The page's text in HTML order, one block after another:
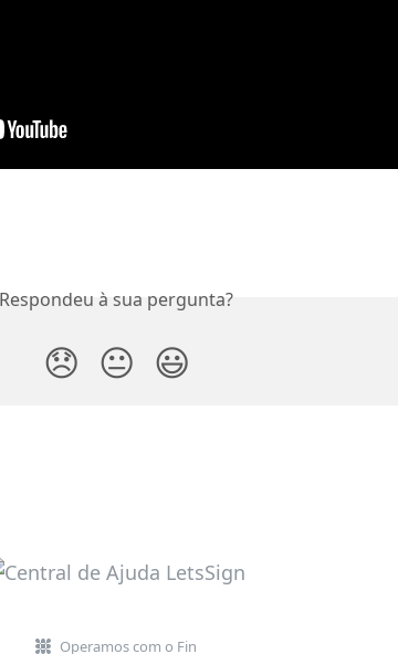
Respondeu à sua pergunta?
😞 😐 😃
Operamos com o Fin